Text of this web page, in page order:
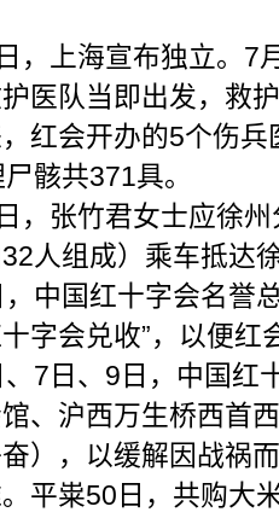
上海宣布独立。7月
医队当即出发，救
红会开办的5个伤
骸共371具。
张竹君女士应徐州
人组成）乘车抵达
国红十字会名誉总
十字会兑收”，以便
日、9日，中国红十
、沪西万生桥西首
），以缓解因战祸
平粜50日，共购大